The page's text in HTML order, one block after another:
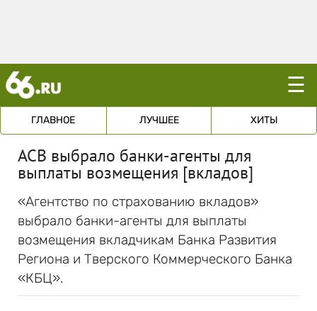
☰
ГЛАВНОЕ ЛУЧШЕЕ ХИТЫ
АСВ выбрало банки-агенты для
выплаты возмещения [вкладов]
«Агентство по страхованию вкладов»
выбрало банки-агенты для выплаты
возмещения вкладчикам Банка Развития
Региона и Тверского Коммерческого Банка
«КБЦ».